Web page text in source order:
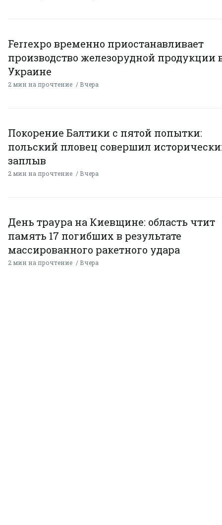
Ferrexpo временно приостанавливает
производство железорудной продукции
Украине
2 мин на прочтение Вчера
Покорение Балтики с пятой попытки:
польский пловец совершил
заплыв
2 мин на прочтение Вчера
День траура на Киевщине: область чтит
память 17 погибших в результате
массированного ракетного удара
2 мин на прочтение Вчера